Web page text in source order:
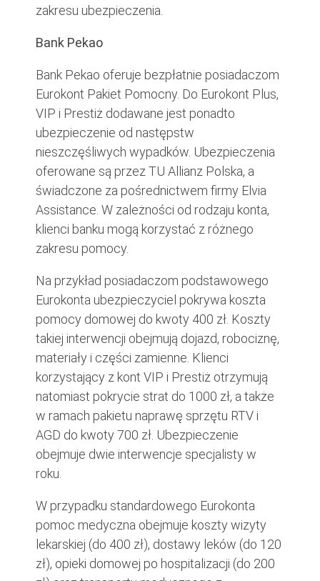
zakresu ubezpieczenia.
Bank Pekao
Bank Pekao oferuje bezpłatnie posiadaczom
Eurokont Pakiet Pomocny. Do Eurokont Plus,
VIP i Prestiż dodawane jest ponadto
ubezpieczenie od następstw
nieszczęśliwych wypadków. Ubezpieczenia
oferowane są przez TU Allianz Polska, a
świadczone za pośrednictwem firmy Elvia
Assistance. W zależności od rodzaju konta,
klienci banku mogą korzystać z różnego
zakresu pomocy.
Na przykład posiadaczom podstawowego
Eurokonta ubezpieczyciel pokrywa koszta
pomocy domowej do kwoty 400 zł. Koszty
takiej interwencji obejmują dojazd, robociznę,
materiały i części zamienne. Klienci
korzystający z kont VIP i Prestiż otrzymują
natomiast pokrycie strat do 1000 zł, a także
w ramach pakietu naprawę sprzętu RTV i
AGD do kwoty 700 zł. Ubezpieczenie
obejmuje dwie interwencje specjalisty w
roku.
W przypadku standardowego Eurokonta
pomoc medyczna obejmuje koszty wizyty
lekarskiej (do 400 zł), dostawy leków (do 120
zł), opieki domowej po hospitalizacji (do 200